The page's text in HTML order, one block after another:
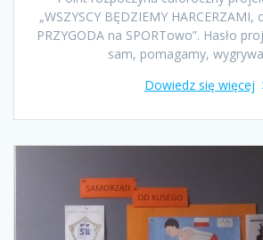
„WSZYSCY BĘDZIEMY
PRZYGODA na SPORTowo”. Hasło
sam, pomagamy,
Dowiedz się więcej